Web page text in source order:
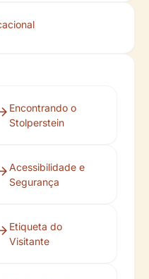
Encontrando o
Stolperstein
Acessibilidade e
Segurança
Etiqueta do
Visitante